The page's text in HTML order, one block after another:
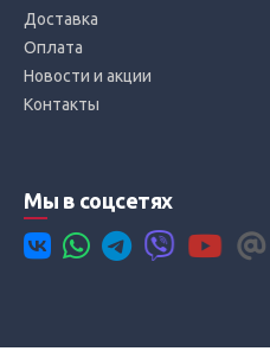
Доставка
Оплата
Новости и акции
Контакты
Мы в соцсетях